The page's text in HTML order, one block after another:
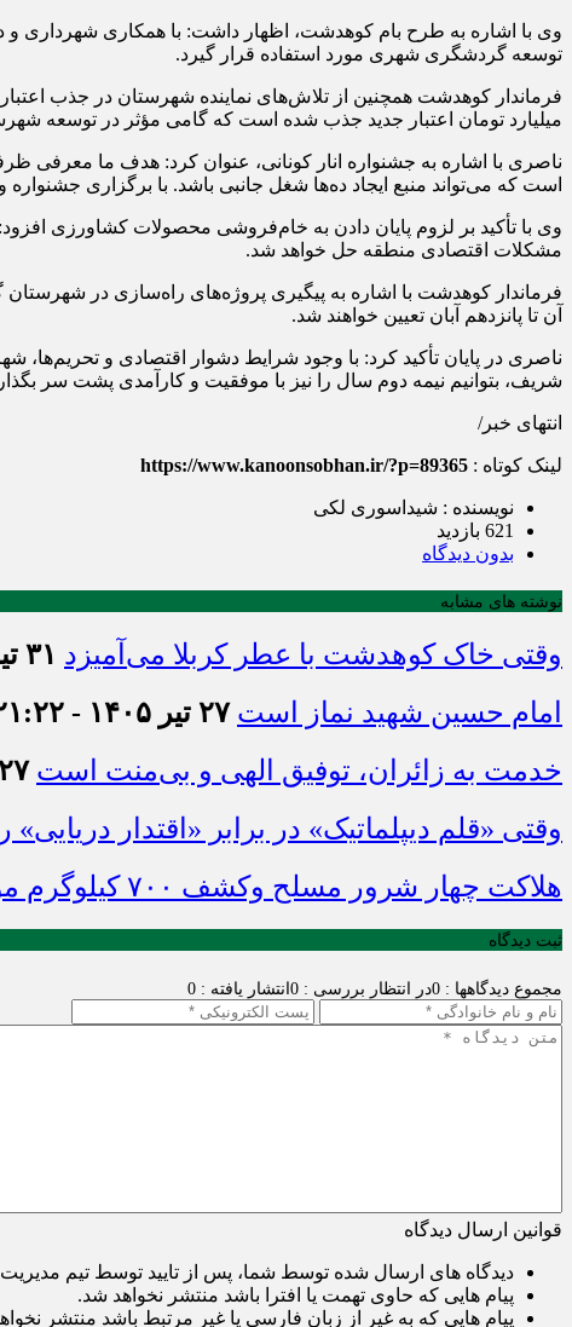
وی با اشاره به طرح بام کوهدشت، اظهار داشت: با همکاری شهرداری و
توسعه گردشگری شهری مورد استفاده قرار گیرد.
میلیارد تومان اعتبار جدید جذب شده است که گامی مؤثر در توسعه
است که می‌تواند منبع ایجاد ده‌ها شغل جانبی باشد. با برگزاری
وی با تأکید بر لزوم پایان دادن به خام‌فروشی محصولات کشاورزی افزود:
مشکلات اقتصادی منطقه حل خواهد شد.
فرماندار کوهدشت با اشاره به پیگیری پروژه‌های راه‌سازی در
آن تا پانزدهم آبان تعیین خواهند شد.
ناصری در پایان تأکید کرد: با وجود شرایط دشوار اقتصادی و
شریف، بتوانیم نیمه دوم سال را نیز با موفقیت و کارآمدی پشت سر
انتهای خبر/
لینک کوتاه : https://www.kanoonsobhan.ir/?p=89365
نویسنده : شیداسوری لکی
621 بازدید
بدون دیدگاه
نوشته های مشابه
وقتی خاک کوهدشت با عطر کربلا می‌آمیزد ۳۱ تیر ۱۴۰۵ - ۱۸:۴۵
امام حسین شهید نماز است ۲۷ تیر ۱۴۰۵ - ۲۱:۲۲
خدمت به زائران، توفیق الهی و بی‌منت است ۲۷ تیر ۱۴۰۵ - ۲۰:۱۷
وقتی «قلم دیپلماتیک» در برابر «اقتدار
هلاکت چهار شرور مسلح وکشف ۷۰۰ کیلوگرم مواد مخدر
ثبت دیدگاه
مجموع دیدگاهها : 0 در انتظار بررسی : 0 انتشار یافته : 0
قوانین ارسال دیدگاه
دیدگاه های ارسال شده توسط شما، پس از تایید توسط تیم
پیام هایی که حاوی تهمت یا افترا باشد منتشر نخواهد شد.
پیام هایی که به غیر از زبان فارسی یا غیر مرتبط باشد منتشر